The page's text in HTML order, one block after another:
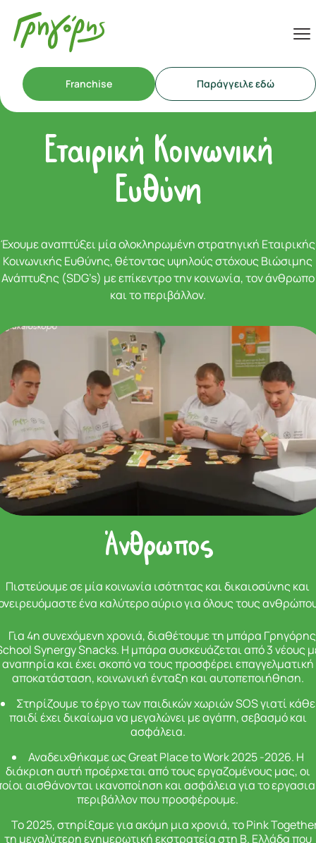
Franchise Παράγγειλε εδώ
Εταιρική Κοινωνική
Ευθύνη
Έχουμε αναπτύξει μία ολοκληρωμένη στρατηγική Εταιρικής
Κοινωνικής Ευθύνης, θέτοντας υψηλούς στόχους Βιώσιμης
Ανάπτυξης (SDG’s) με επίκεντρο την κοινωνία, τον άνθρωπο
και το περιβάλλον.
Άνθρωπος
Πιστεύουμε σε μία κοινωνία ισότητας και δικαιοσύνης και
ένα καλύτερο αύριο για όλους τους
Για 4η συνεχόμενη χρονιά, διαθέτουμε τη μπάρα
Synergy Snacks. Η μπάρα συσκευάζεται από 3 νέους
αναπηρία και έχει σκοπό να τους προσφέρει επαγγελματική
αποκατάσταση, κοινωνική ένταξη και αυτοπεποιήθηση.
Στηρίζουμε το έργο των παιδικών χωριών SOS γιατί κάθε
παιδί έχει δικαίωμα να μεγαλώνει με αγάπη, σεβασμό και
ασφάλεια.
Αναδειχθήκαμε ως Great Place to Work 2025 -2026. Η
διάκριση αυτή προέρχεται από τους εργαζομένους μας, οι
αισθάνονται ικανοποίηση και ασφάλεια για το
περιβάλλον που προσφέρουμε.
Το 2025, στηρίξαμε για ακόμη μια χρονιά, το Pink
τη μεγαλύτερη ενημερωτική εκστρατεία στη Β. Ελλάδα που